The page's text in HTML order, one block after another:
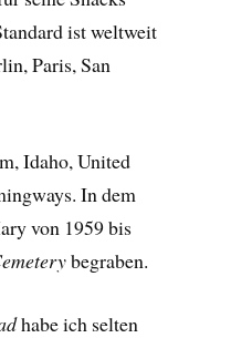
ist weltweit
Paris, San
Idaho, United
In dem
von 1959 bis
begraben.
habe ich selten